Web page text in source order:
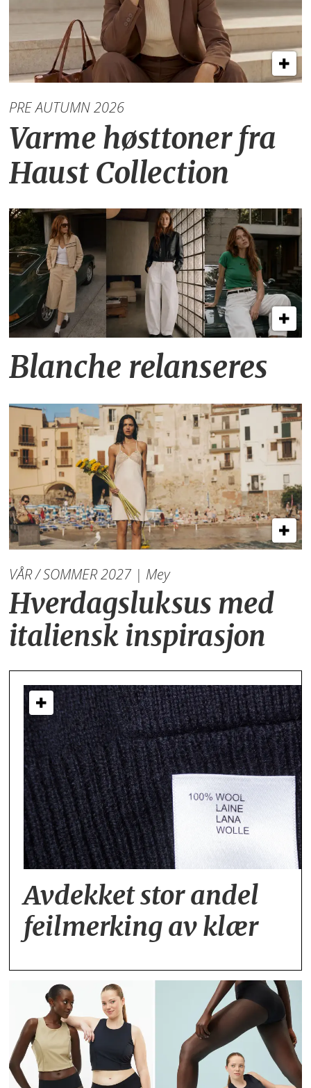
PRE AUTUMN 2026
Varme høsttonerfra
Haust Collection
Blanche relanseres
VÅR / SOMMER 2027 | Mey
Hverdagsluksus med
italiensk inspirasjon
Avdekket stor andel
feil­merking av klær